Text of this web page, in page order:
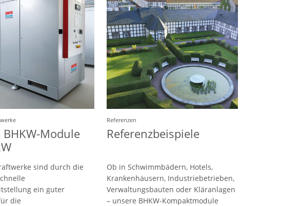
BHKW-Module
sind durch die
ein guter
die
Referenzen
Referenzbeispiele
Ob in Schwimmbädern, Hotels,
Krankenhäusern, Industriebetrieben,
Verwaltungsbauten oder Kläranlagen
– unsere BHKW-Kompaktmodule